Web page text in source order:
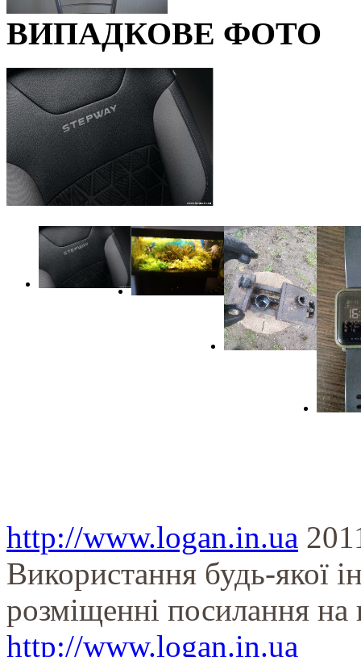
ВИПАДКОВЕ ФОТО
http://www.logan.in.ua
Використання будь-якої
розміщенні посилання на
http://www.logan.in.ua